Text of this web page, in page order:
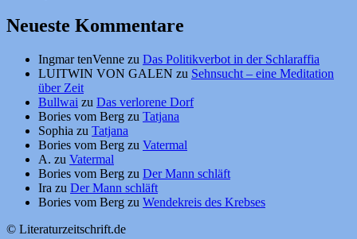
Neueste Kommentare
Ingmar tenVenne zu Das Politikverbot in der Schlaraffia
LUITWIN VON GALEN zu Sehnsucht – eine Meditation
über Zeit
Bullwai zu Das verlorene Dorf
Bories vom Berg zu Tatjana
Sophia zu Tatjana
Bories vom Berg zu Vatermal
A. zu Vatermal
Bories vom Berg zu Der Mann schläft
Ira zu Der Mann schläft
Bories vom Berg zu Wendekreis des Krebses
© Literaturzeitschrift.de